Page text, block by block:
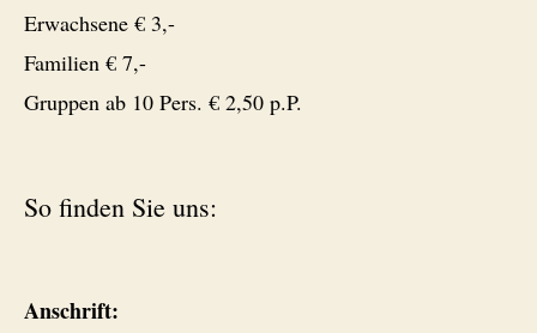
Erwachsene € 3,-
Familien € 7,-
Gruppen ab 10 Pers. € 2,50 p.P.
So finden Sie uns:
Anschrift: